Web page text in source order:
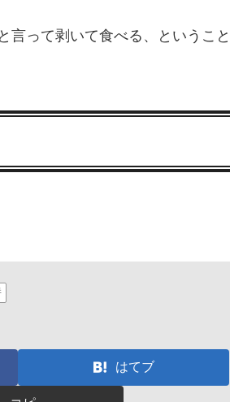
言って剥いて食べる、ということ
はてブ